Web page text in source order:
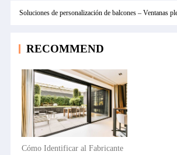
RECOMMEND
Cómo Identificar al Fabricante